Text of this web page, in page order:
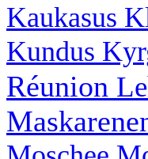
Kaukasus
Kundus
Réunion